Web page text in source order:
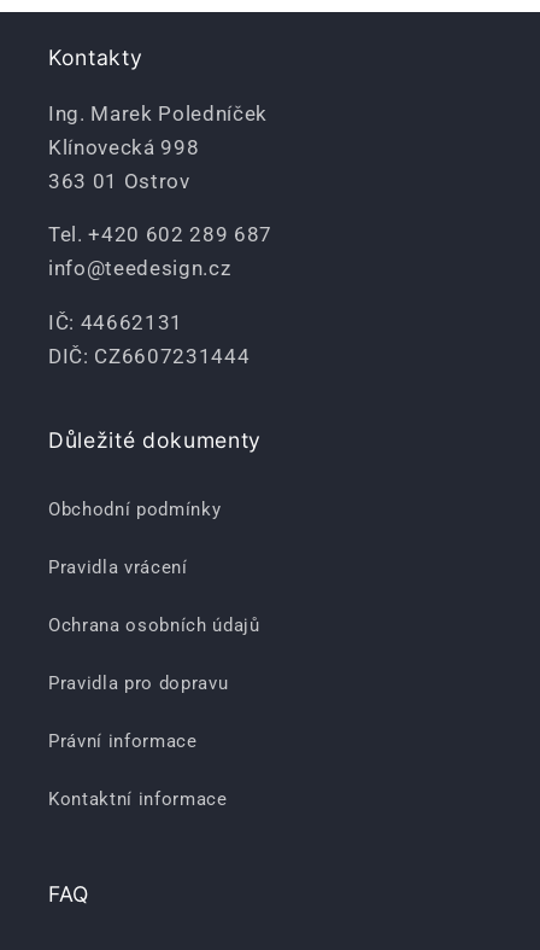
Kontakty
Ing. Marek Poledníček
Klínovecká 998
363 01 Ostrov
Tel. +420 602 289 687
info@teedesign.cz
IČ: 44662131
DIČ: CZ6607231444
Důležité dokumenty
Obchodní podmínky
Pravidla vrácení
Ochrana osobních údajů
Pravidla pro dopravu
Právní informace
Kontaktní informace
FAQ